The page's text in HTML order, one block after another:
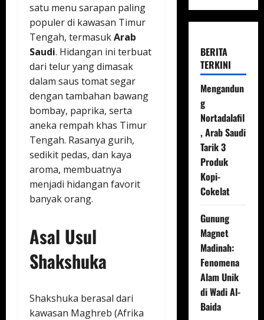
satu menu sarapan paling
populer di kawasan Timur
Tengah, termasukArab
Saudi. Hidangan ini terbuat
dari telur yang dimasak
dalam saus tomat segar
dengan tambahan bawang
bombay, paprika, serta
aneka rempah khas Timur
Tengah. Rasanya gurih,
sedikit pedas, dan kaya
aroma, membuatnya
menjadi hidangan favorit
banyak orang.
Asal Usul
Shakshuka
Shakshuka berasal dari
kawasan Maghreb (Afrika
BERITA
TERKINI
Mengandun
g
Nortadalafil
, Arab Saudi
Tarik 3
Produk
Kopi-
Cokelat
Gunung
Magnet
Madinah:
Fenomena
Alam Unik
di Wadi Al-
Baida